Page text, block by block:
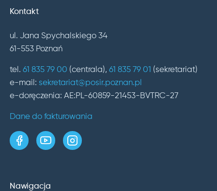
Kontakt
ul. Jana Spychalskiego 34
61-553 Poznań
tel. 61 835 79 00 (centrala), 61 835 79 01 (sekretariat)
e-mail: sekretariat@posir.poznan.pl
e-doręczenia: AE:PL-60859-21453-BVTRC-27
Dane do fakturowania
strona w serwisie Facebook
kanał w serwisie YouTube
profil w serwisie Instagram
Nawigacja